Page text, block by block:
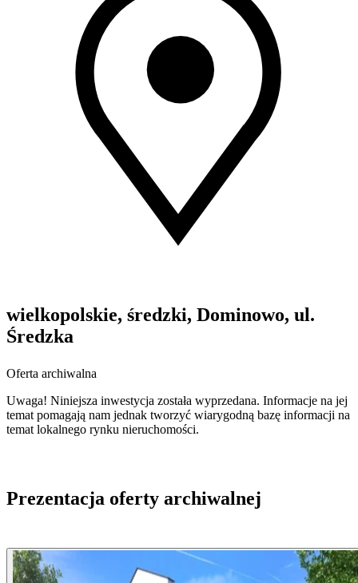
wielkopolskie, średzki, Dominowo, ul.
Średzka
Oferta archiwalna
Uwaga! Niniejsza inwestycja została wyprzedana. Informacje na jej
temat pomagają nam jednak tworzyć wiarygodną bazę informacji na
temat lokalnego rynku nieruchomości.
Prezentacja oferty archiwalnej